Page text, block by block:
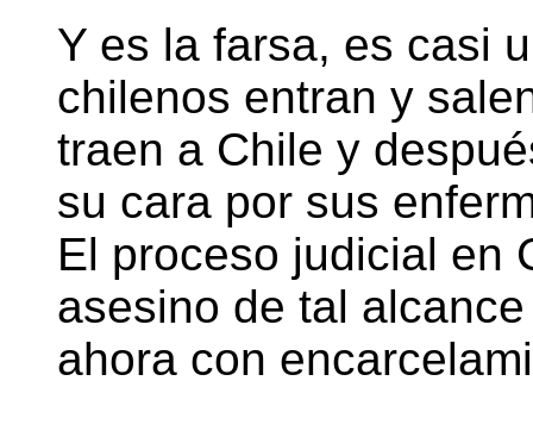
Y es la farsa, es casi
chilenos entran y
traen a Chile y
su cara por sus
El proceso judicial en
asesino de tal
ahora con